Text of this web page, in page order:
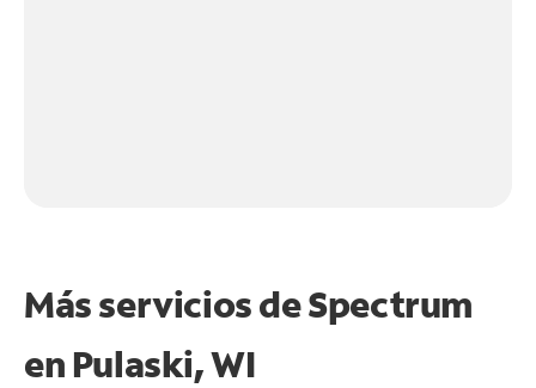
Más servicios de Spectrum
en Pulaski, WI